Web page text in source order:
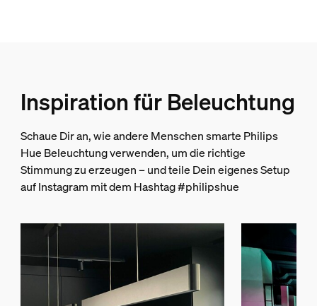
Stil
Modern
Typ
Pendelleuchten
EyeComfort
Packmaße und Gewicht
EAN/UPC - Produkt
8719514343368
Inspiration für Beleuchtung
Schaue Dir an, wie andere Menschen smarte Philips
Hue Beleuchtung verwenden, um die richtige
Stimmung zu erzeugen – und teile Dein eigenes Setup
auf Instagram mit dem Hashtag #philipshue